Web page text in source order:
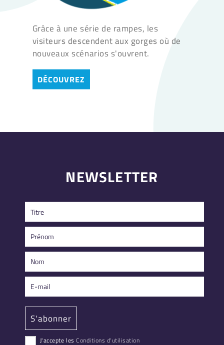
Grâce à une série de rampes, les
visiteurs descendent aux gorges où de
nouveaux scénarios s'ouvrent.
DÉCOUVREZ
NEWSLETTER
J'accepte lesConditions d'utilisation